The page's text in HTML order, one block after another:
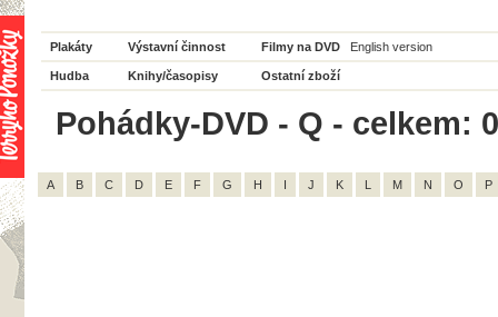
Plakáty Výstavní činnost Filmy na DVD English version
Hudba Knihy/časopisy Ostatní zboží
Pohádky-DVD - Q - celkem: 0
A B C D E F G H I J K L M N O P